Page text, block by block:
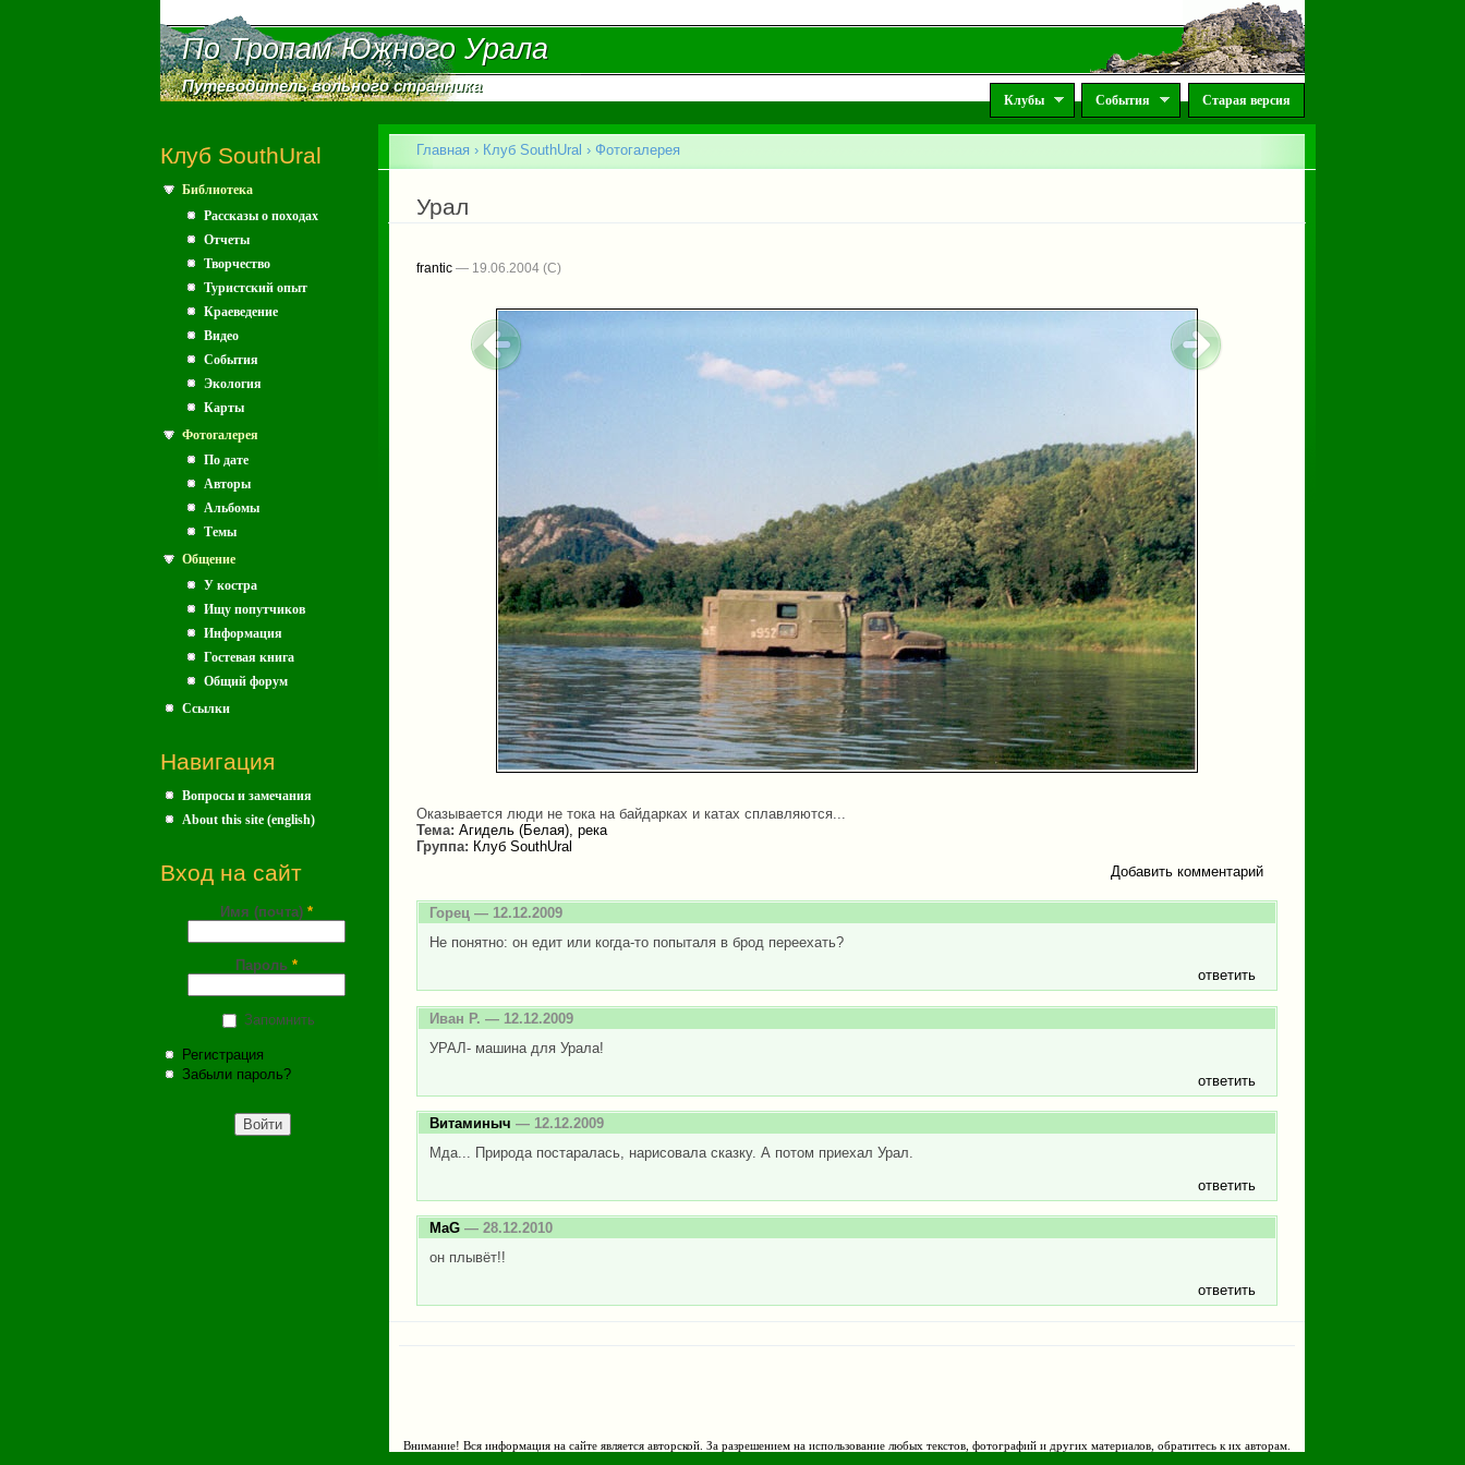
По Тропам Южного Урала
По Тропам Южного Урала
Путеводитель вольного странника
Путеводитель вольного странника
Клубы События Старая версия
Клуб SouthUral
Библиотека
Рассказы о походах
Отчеты
Творчество
Туристский опыт
Краеведение
Видео
События
Экология
Карты
Фотогалерея
По дате
Авторы
Альбомы
Темы
Общение
У костра
Ищу попутчиков
Информация
Гостевая книга
Общий форум
Ссылки
Навигация
Вопросы и замечания
About this site (english)
Вход на сайт
Имя (почта) *
Пароль *
Запомнить
Регистрация
Забыли пароль?
Вы здесь
Главная › Клуб SouthUral › Фотогалерея
Урал
frantic — 19.06.2004
Оказывается люди не тока на байдарках и катах сплавляются...
Тема: Агидель (Белая), река
Группа: Клуб SouthUral
Добавить комментарий
Горец — 12.12.2009
Не понятно: он едит или когда-то попыталя в брод переехать?
ответить
Иван Р. — 12.12.2009
УРАЛ- машина для Урала!
ответить
Витаминыч — 12.12.2009
Мда... Природа постаралась, нарисовала сказку. А потом приехал Урал.
ответить
MaG — 28.12.2010
он плывёт!!
ответить
Внимание! Вся информация на сайте является авторской. За разрешением на использование любых текстов, фотографий и других материалов, обратитесь к их авторам.